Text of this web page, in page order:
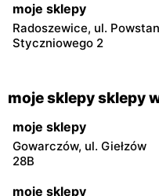
moje sklepy
Radoszewice, ul.
Styczniowego 2
moje sklepy sklepy
moje sklepy
Gowarczów, ul. Giełzów
28B
moje sklepy